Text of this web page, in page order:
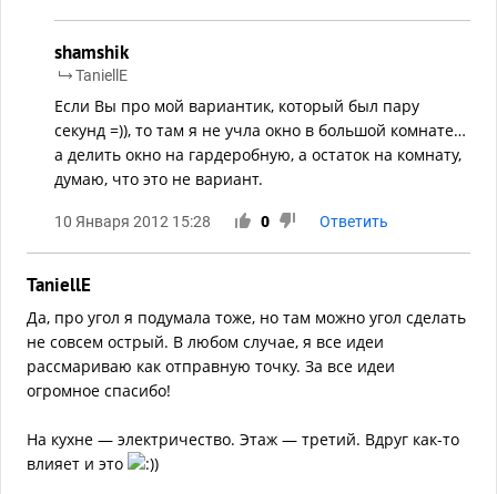
shamshik
TaniellE
Если Вы про мой вариантик, который был пару
секунд =)), то там я не учла окно в большой комнате…
а делить окно на гардеробную, а остаток на комнату,
думаю, что это не вариант.
10 Января 2012 15:28 0 Ответить
TaniellE
Да, про угол я подумала тоже, но там можно угол сделать
не совсем острый. В любом случае, я все идеи
рассмариваю как отправную точку. За все идеи
огромное спасибо!
На кухне — электричество. Этаж — третий. Вдруг как-то
влияет и это
)